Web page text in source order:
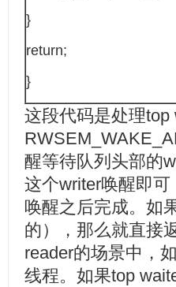
}
return;
}
这段代码是处理
醒等待队列头部的
这个writer唤醒即
唤醒之后完成。如
的），那么就直接
reader的场景中，
线程。如果top